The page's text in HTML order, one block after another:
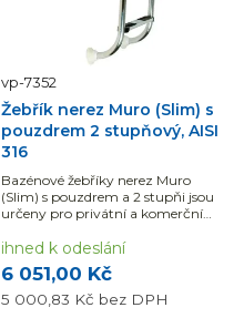
vp-7352
Žebřík nerez Muro (Slim) s
pouzdrem 2 stupňový, AISI
316
Bazénové žebříky nerez Muro
(Slim) s pouzdrem a 2 stupňi jsou
určeny pro privátní a komerční
nerez...
6 051,00 Kč
5 000,83 Kč bez DPH
ihned k odeslání